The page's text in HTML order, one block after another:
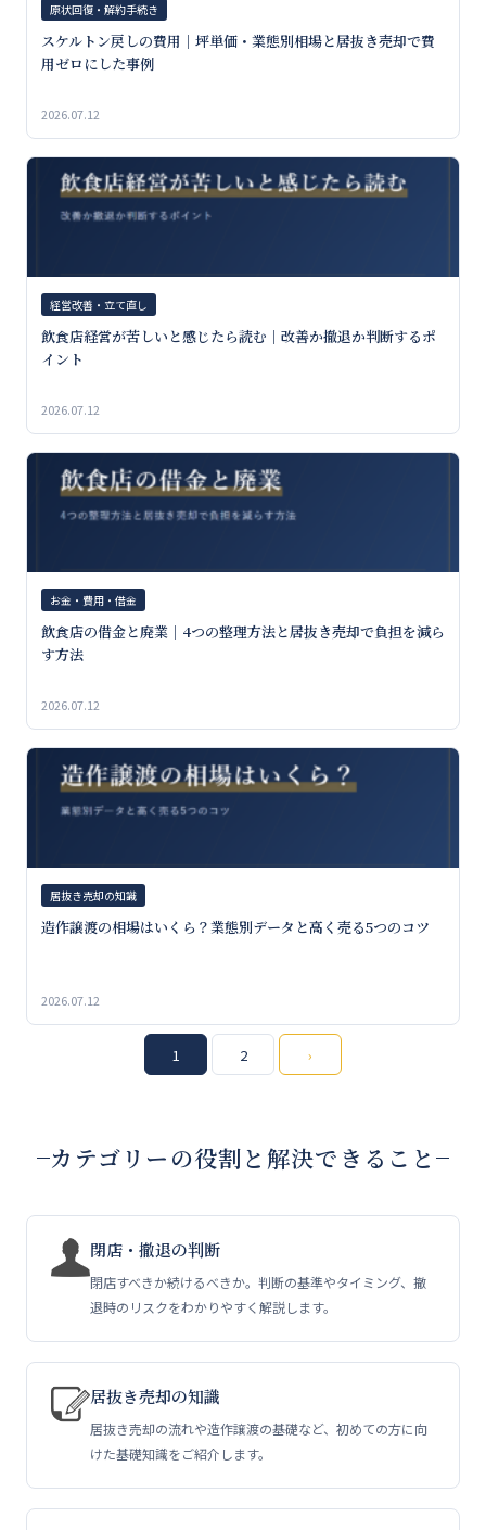
原状回復・解約手続き
スケルトン戻しの費用｜坪単価・業態別相場と居抜き売却で費
用ゼロにした事例
2026.07.12
経営改善・立て直し
飲食店経営が苦しいと感じたら読む｜改善か撤退か判断するポ
イント
2026.07.12
お金・費用・借金
飲食店の借金と廃業｜4つの整理方法と居抜き売却で負担を減ら
す方法
2026.07.12
居抜き売却の知識
造作譲渡の相場はいくら？業態別データと高く売る5つのコツ
2026.07.12
投
ペ
ジ
送
り
1 2 ›
カテゴリーの役割と解決できること
閉店・撤退の判断
閉店すべきか続けるべきか。判断の基準やタイミング、撤
退時のリスクをわかりやすく解説します。
居抜き売却の知識
居抜き売却の流れや造作譲渡の基礎など、初めての方に向
けた基礎知識をご紹介します。